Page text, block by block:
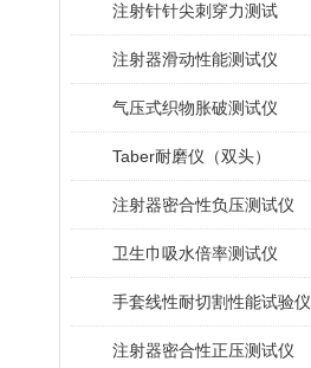
注射针针尖刺穿力测试
注射器滑动性能测试仪
气压式织物胀破测试仪
Taber耐磨仪（双头）
注射器密合性负压测试仪
卫生巾吸水倍率测试仪
手套线性耐切割性能试验仪
注射器密合性正压测试仪